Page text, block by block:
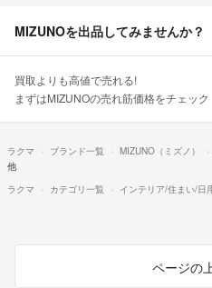
MIZUNOを出品してみませんか？
買取よりも高値で売れる!
まずはMIZUNOの売れ筋価格をチェック
ラクマ ブランド一覧 MIZUNO（ミズノ）
他
ラクマ
カテゴリ一覧 インテリア/住まい/日
ページの